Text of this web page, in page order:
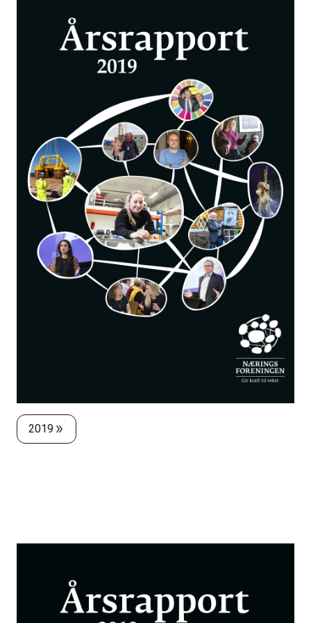
2019 double_arrow